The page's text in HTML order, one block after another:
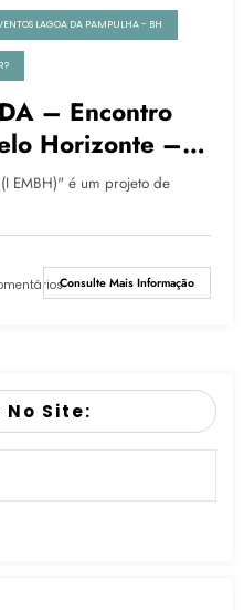
LAGOA DA PAMPULHA - BH
– Encontro
Horizonte –
EMBH)" é um projeto de
Consulte Mais Informação
No Site: